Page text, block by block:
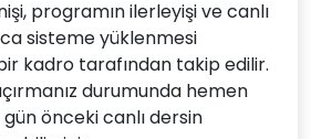
programın ilerleyişi ve canlı
sisteme yüklenmesi
kadro tarafından takip edilir.
durumunda hemen
önceki canlı dersin